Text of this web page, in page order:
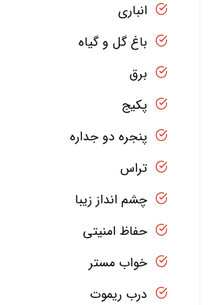
انباری
باغ گل و گیاه
برق
پکیج
پنجره دو جداره
تراس
چشم انداز زیبا
حفاظ امنیتی
خواب مستر
درب ریموت